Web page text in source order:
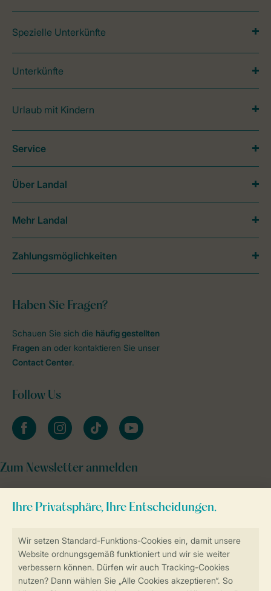
Sicher und schnell zur Online-Buchung
Spezielle Unterkünfte
Unterkünfte
Urlaub mit Kindern
Haben Sie Fragen?
Schauen Sie sich die häufig gestellten
Fragen an oder kontaktieren Sie unser
Contact Center.
Follow Us
facebookinstagramtiktok youtube
Zum Newsletter anmelden
Service
Über Landal
Mehr Landal
Zahlungsmöglichkeiten